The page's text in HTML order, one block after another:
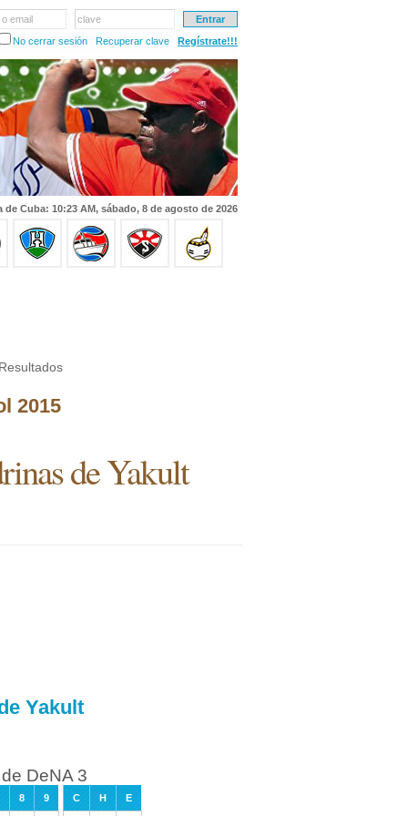
email
clave
No cerrar sesión
Recuperar clave Regístrate!!!
de Cuba: 10:23 AM, sábado, 8 de agosto de 2026
2015
de Yakult
Yakult
DeNA 3
8 9 C H
E